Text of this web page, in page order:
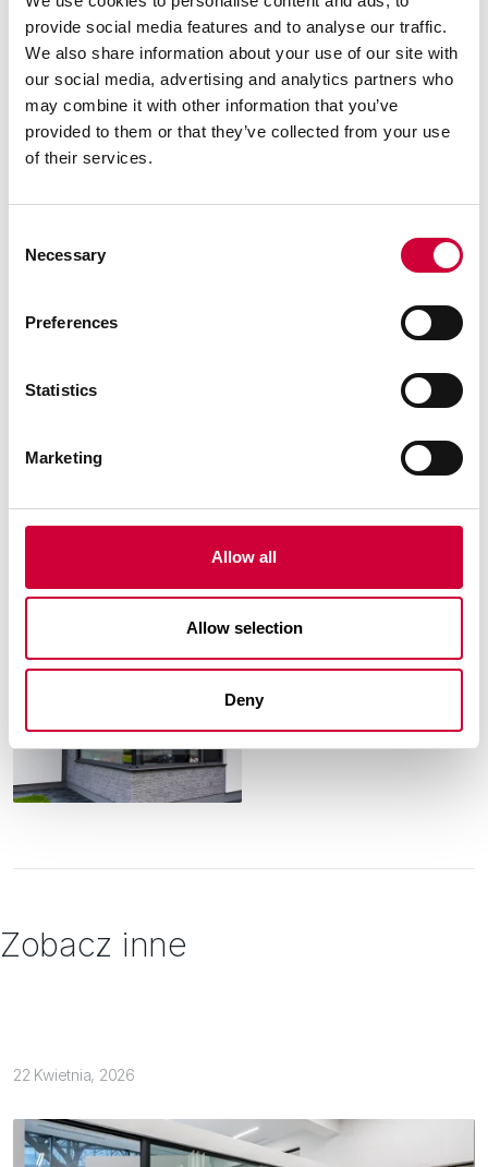
provide social media features and to analyse our traffic.
We also share information about your use of our site with
our social media, advertising and analytics partners who
may combine it with other information that you’ve
provided to them or that they’ve collected from your use
of their services.
Selection
Necessary
Preferences
Statistics
Marketing
Allow all
Allow selection
Deny
Wzrost popularności narożników całoszklanych w
budownictwie mieszkaniowym i komercyjnym przełożył się
na zwiększenie wsparcia programowego w zakresie ich
tworzenia oferowanego przez Yawal. Aby ułatwić proces
kalkulowania oraz projektowania narożników, program
Yawal Constructor został wyposażony w cały szereg
oraz systemów przesuwnych Moreview i DP 180.
Zobacz inne
22 Kwietnia, 2026